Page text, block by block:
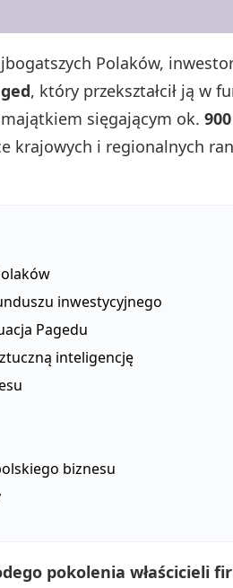
Polaków,
, który przekształcił ją w
sięgającym ok.
krajowych i regionalnych
inwestycyjnego
Pagedu
inteligencję
biznesu
pokolenia właścicieli